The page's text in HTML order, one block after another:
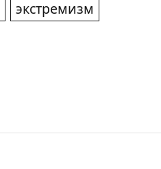
экстремизм